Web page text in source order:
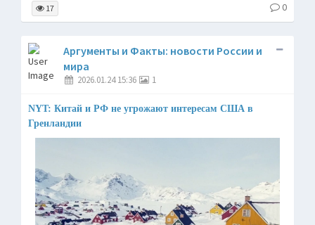
17 0
Аргументы и Факты: новости России и
мира
2026.01.24 15:36 1
NYT: Китай и РФ не угрожают интересам США в
Гренландии